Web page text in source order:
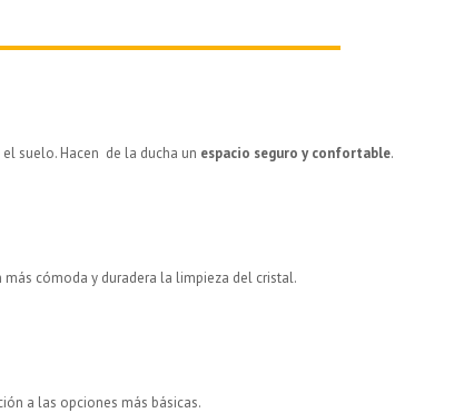
suelo. Hacen de la ducha un espacio seguro y confortable.
cómoda y duradera la limpieza del cristal.
a las opciones más básicas.